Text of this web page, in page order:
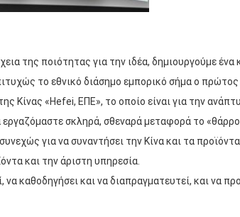
της ποιότητας για την ιδέα, δημιουργούμε ένα
το εθνικό διάσημο εμπορικό σήμα ο
Κίνας «Hefei, ΕΠΕ», το οποίο είναι για την
εργαζόμαστε σκληρά, σθεναρά μεταφορά το
για να συναντήσει την Κίνα και τα
και την άριστη υπηρεσία.
καθοδηγήσει και να διαπραγματευτεί, και να